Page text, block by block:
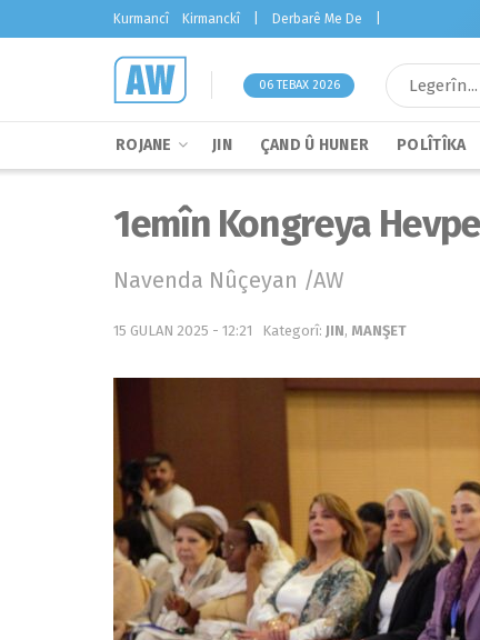
Kurmancî Kirmanckî Derbarê Me De
06 TEBAX 2026
ROJANE JIN ÇAND Û HUNER POLÎTÎKA
1emîn Kongreya
Navenda Nûçeyan /AW
15 GULAN 2025 - 12:21 Kategorî: JIN, MANŞET